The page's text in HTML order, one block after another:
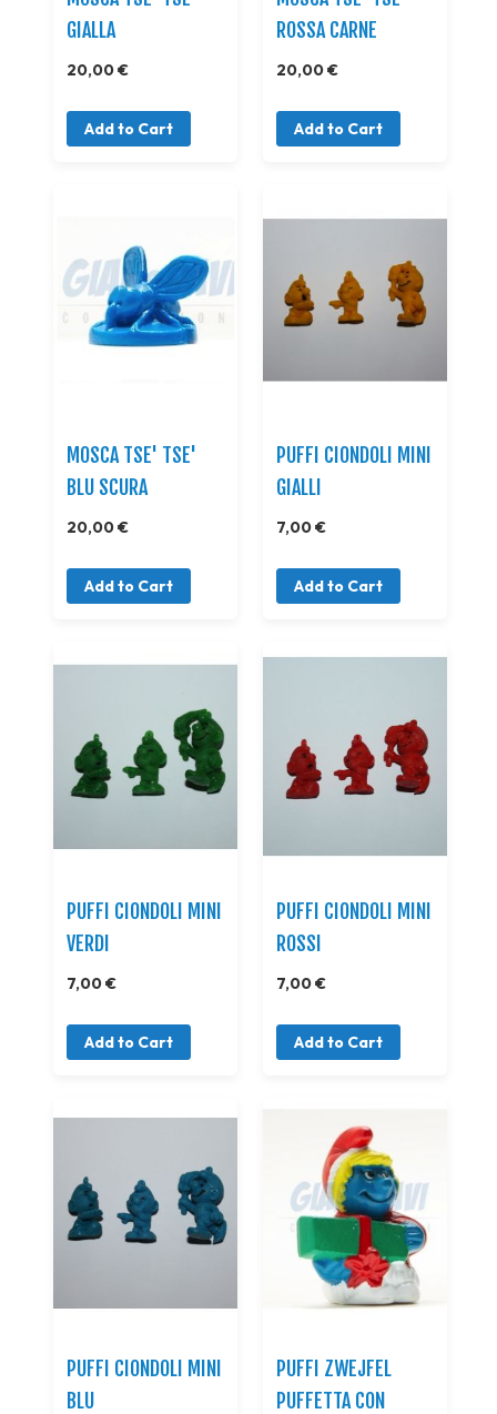
GIALLA
20,00 €
Add to Cart
ROSSA CARNE
20,00 €
Add to Cart
MOSCA TSE' TSE'
BLU SCURA
20,00 €
Add to Cart
PUFFI CIONDOLI MINI
GIALLI
7,00 €
Add to Cart
PUFFI CIONDOLI MINI
VERDI
7,00 €
Add to Cart
PUFFI CIONDOLI MINI
ROSSI
7,00 €
Add to Cart
PUFFI CIONDOLI MINI
BLU
PUFFI ZWEJFEL
PUFFETTA CON